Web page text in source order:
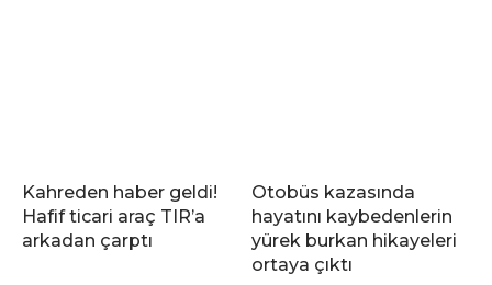
Kahreden haber geldi!
Hafif ticari araç TIR’a
arkadan çarptı
Otobüs kazasında
hayatını kaybedenlerin
yürek burkan hikayeleri
ortaya çıktı